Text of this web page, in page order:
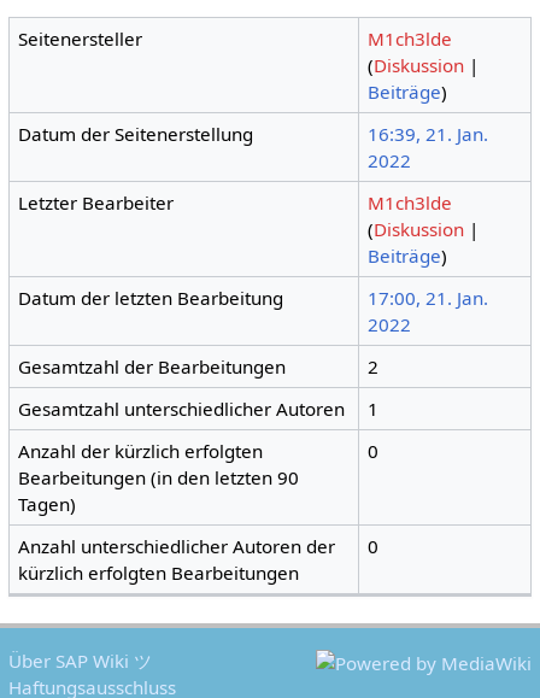
Seitenersteller
M1ch3lde
(Diskussion |
Beiträge)
Datum der Seitenerstellung
16:39, 21. Jan.
2022
Letzter Bearbeiter
M1ch3lde
(Diskussion |
Beiträge)
Datum der letzten Bearbeitung
17:00, 21. Jan.
2022
Gesamtzahl der Bearbeitungen
2
Gesamtzahl unterschiedlicher Autoren
1
Anzahl der kürzlich erfolgten
Bearbeitungen (in den letzten 90
Tagen)
0
Anzahl unterschiedlicher Autoren der
kürzlich erfolgten Bearbeitungen
0
Über SAP Wiki ツ
Haftungsausschluss